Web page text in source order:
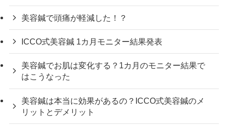
美容鍼で頭痛が軽減した！？
ICCO式美容鍼 1カ月モニター結果発表
美容鍼でお肌は変化する？1カ月のモニター結果で
はこうなった
美容鍼は本当に効果があるの？ICCO式美容鍼のメ
リットとデメリット